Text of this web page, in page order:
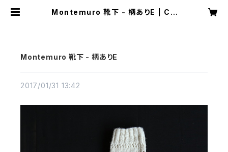
Montemuro 靴下 - 柄ありE | CA
Montemuro 靴下 - 柄ありE
2017/01/31 13:42